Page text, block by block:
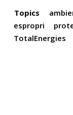
Topics
espropri
TotalEnergies